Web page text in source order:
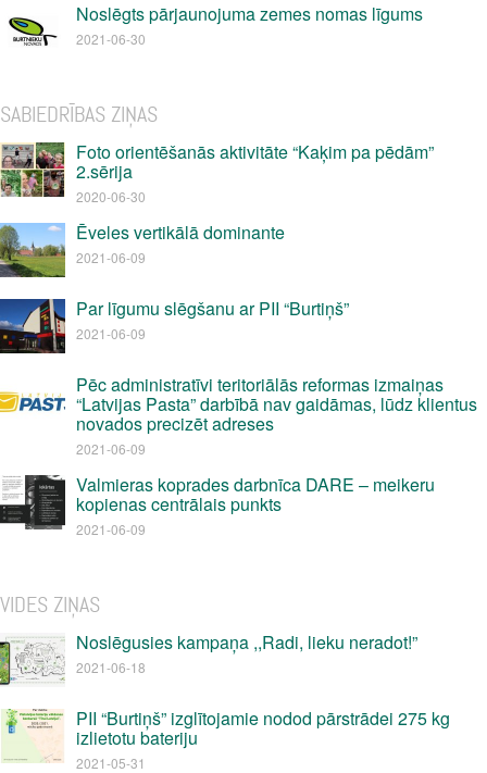
Noslēgts pārjaunojuma zemes nomas līgums
2021-06-30
SABIEDRĪBAS ZIŅAS
Foto orientēšanās aktivitāte “Kaķim pa pēdām”
2.sērija
2020-06-30
Ēveles vertikālā dominante
2021-06-09
Par līgumu slēgšanu ar PII “Burtiņš”
2021-06-09
Pēc administratīvi teritoriālās reformas izmaiņas
“Latvijas Pasta” darbībā nav gaidāmas, lūdz klientus
novados precizēt adreses
2021-06-09
Valmieras koprades darbnīca DARE – meikeru
kopienas centrālais punkts
2021-06-09
VIDES ZIŅAS
Noslēgusies kampaņa ,,Radi, lieku neradot!”
2021-06-18
PII “Burtiņš” izglītojamie nodod pārstrādei 275 kg
izlietotu bateriju
2021-05-31